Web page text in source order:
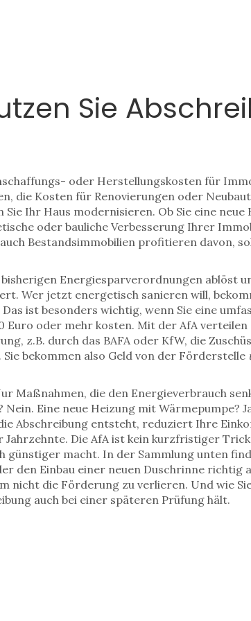
Sie
oder Herstellungskosten für
die Kosten für Renovierungen oder
Ihr Haus modernisieren. Ob Sie eine
oder bauliche Verbesserung Ihrer
Bestandsimmobilien profitieren davon,
Energiesparverordnungen ablöst
Wer jetzt energetisch sanieren will,
ist besonders wichtig, wenn Sie eine
Euro oder mehr kosten. Mit der AfA verteilen
, z.B. durch das BAFA oder KfW, die
bekommen also Geld von der Förderstelle
Maßnahmen, die den Energieverbrauch
Eine neue Heizung mit Wärmepumpe?
Abschreibung entsteht, reduziert Ihre
Jahrzehnte. Die AfA ist kein kurzfristiger
macht. In der Sammlung unten
den Einbau einer neuen Duschrinne richtig
nicht die Förderung zu verlieren. Und wie
auch bei einer späteren Prüfung hält.